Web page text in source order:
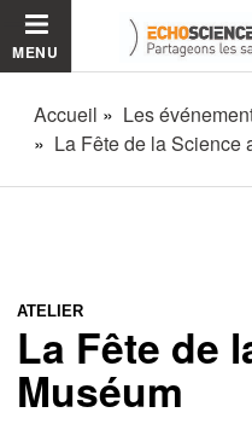
MENU
Accueil
Les
La Fête de la Science
ATELIER
La Fête de
Muséum